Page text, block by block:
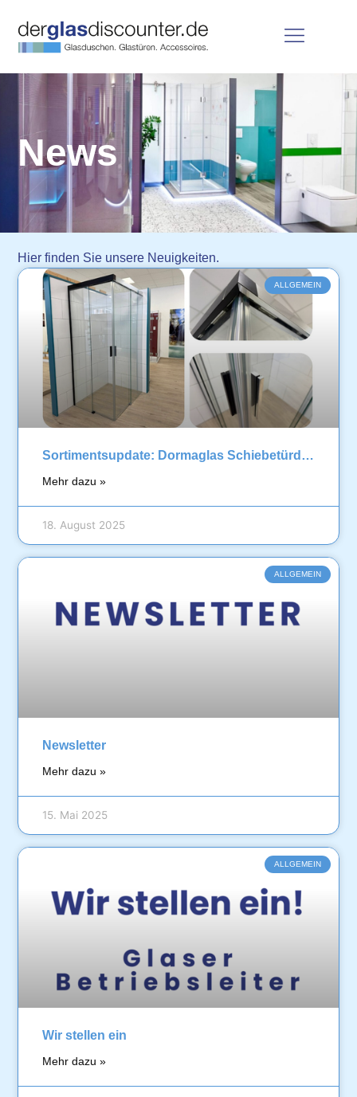
News
Hier finden Sie unsere Neuigkeiten.
ALLGEMEIN
Sortimentsupdate: Dormaglas Schiebetürdusche
Mehr dazu »
18. August 2025
ALLGEMEIN
Newsletter
Mehr dazu »
15. Mai 2025
ALLGEMEIN
Wir stellen ein
Mehr dazu »